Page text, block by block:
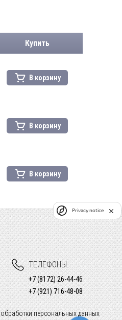
Купить
В корзину
В корзину
В корзину
персональных данных
ТЕЛЕФОНЫ:
+7 (8172) 26-44-46
+7 (921) 716-48-08
Privacy notice